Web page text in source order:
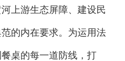
上游生态屏障、建设民
的内在要求。 为运用法
桌的每一道防线，打